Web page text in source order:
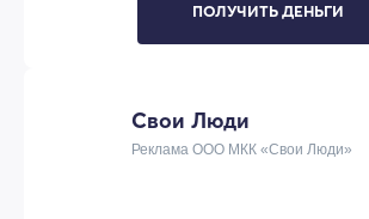
ПОЛУЧИТЬ ДЕНЬГИ
Свои Люди
Реклама ООО МКК «Свои Люди»